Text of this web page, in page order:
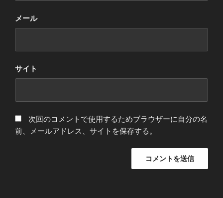
メール
サイト
次回のコメントで使用するためブラウザーに自分の名
前、メールアドレス、サイトを保存する。